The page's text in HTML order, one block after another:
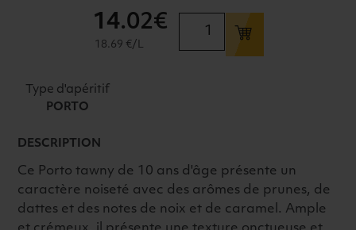
14.02€
18.69 €/L
Type d'apéritif
PORTO
DESCRIPTION
Ce Porto tawny de 10 ans d'âge présente un
caractère noiseté avec des arômes de prunes, de
dattes et des notes de noix et de caramel. Ample